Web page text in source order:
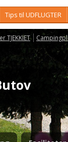
Tips til UDFLUGTER
TJEKKIET